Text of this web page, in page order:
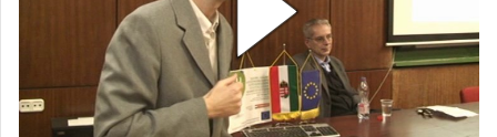
LEVÉLTÁR
Intézményi kezdőlap